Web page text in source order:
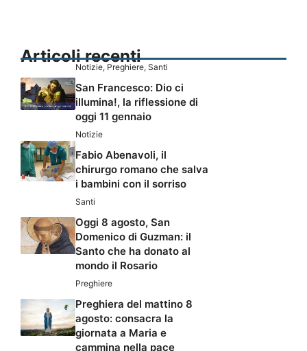
Articoli recenti
Notizie, Preghiere, Santi
San Francesco: Dio ci
illumina!, la riflessione di
oggi 11 gennaio
Notizie
Fabio Abenavoli, il
chirurgo romano che salva
i bambini con il sorriso
Santi
Oggi 8 agosto, San
Domenico di Guzman: il
Santo che ha donato al
mondo il Rosario
Preghiere
Preghiera del mattino 8
agosto: consacra la
giornata a Maria e
cammina nella pace